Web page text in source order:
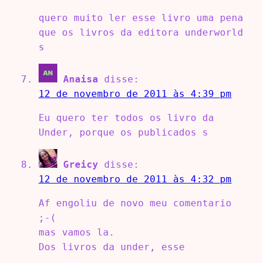
quero muito ler esse livro uma pena
que os livros da editora underworld
s
Anaisa
disse:
12 de novembro de 2011 às 4:39 pm
Eu quero ter todos os livro da
Under, porque os publicados s
Greicy
disse:
12 de novembro de 2011 às 4:32 pm
Af engoliu de novo meu comentario
;-(
mas vamos la.
Dos livros da under, esse